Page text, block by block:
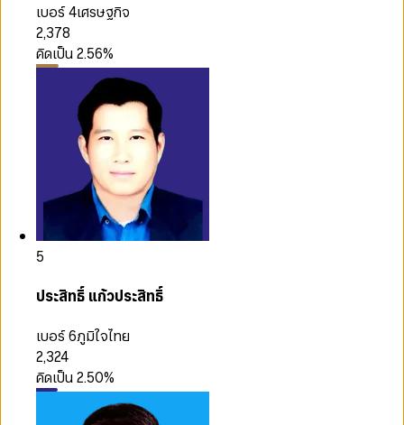
เบอร์ 4เศรษฐกิจ
2,378
คิดเป็น2.56%
5
ประสิทธิ์ แก้วประสิทธิ์
เบอร์ 6ภูมิใจไทย
2,324
คิดเป็น2.50%